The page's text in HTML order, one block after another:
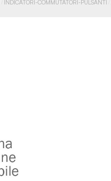
INDICATORI-COMMUTATORI-PULSANTI